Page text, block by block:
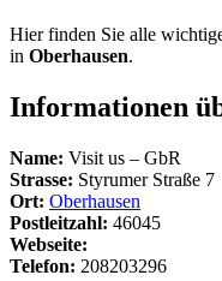
Hier finden Sie alle
in Oberhausen.
Informationen
Name: Visit us – GbR
Strasse: Styrumer Straße 7
Ort: Oberhausen
Postleitzahl: 46045
Webseite:
Telefon: 208203296